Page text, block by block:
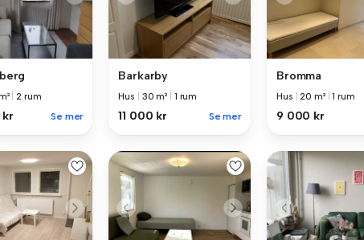
|2 rum
kr Se mer
Barkarby
Hus 30 m² 1 rum
11 000 kr Se mer
Bromma
Hus |20 m² |1 rum
9 000 kr